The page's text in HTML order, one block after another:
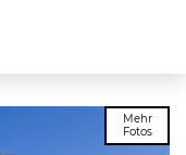
Mehr
Fotos